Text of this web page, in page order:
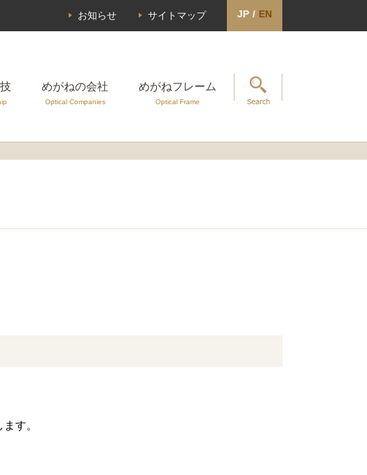
お知らせ サイトマップ JP / EN
めがねの会社
Optical Companies
めがねフレーム
Optical Frame
す。